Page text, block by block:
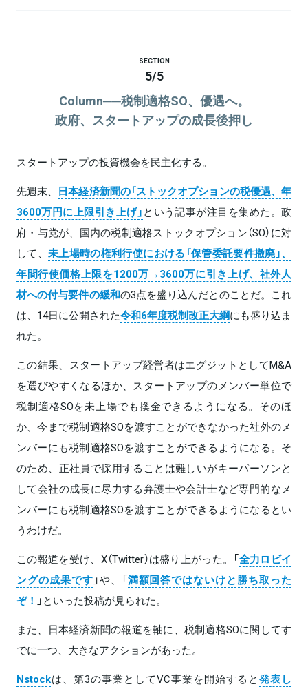
SECTION
5/5
Column──税制適格SO、優遇へ。
政府、スタートアップの成長後押し
スタートアップの投資機会を民主化する。
先週末、 日本経済新聞の「ストックオプションの税優遇、年
3600万円に上限引き上げ」という記事が注目を集めた。政
府・与党が、国内の税制適格ストックオプション（SO）に対
して、未上場時の権利行使における「保管委託要件撤廃」、
年間行使価格上限を1200万→3600万に引き上げ、社外人
材への付与要件の緩和の3点を盛り込んだとのことだ。これ
は、14日に公開された令和6年度税制改正大綱にも盛り込ま
れた。
この結果、スタートアップ経営者はエグジットとしてM&A
を選びやすくなるほか、スタートアップのメンバー単位で
税制適格SOを未上場でも換金できるようになる。そのほ
か、今まで税制適格SOを渡すことができなかった社外のメ
ンバーにも税制適格SOを渡すことができるようになる。そ
のため、正社員で採用することは難しいがキーパーソンと
して会社の成長に尽力する弁護士や会計士など専門的なメ
ンバーにも税制適格SOを渡すことができるようになるとい
うわけだ。
この報道を受け、X（Twitter）は盛り上がった。「全力ロビイ
ングの成果です 」や、「満額回答ではないけと勝ち取った
ぞ！ 」といった投稿が見られた。
また、日本経済新聞の報道を軸に、税制適格SOに関してす
でに一つ、大きなアクションがあった。
Nstockは、第3の事業としてVC事業を開始すると発表し